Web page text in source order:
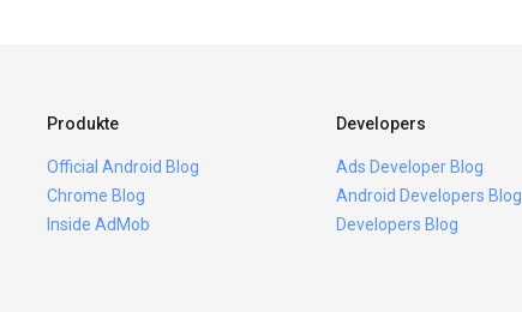
Produkte
Official Android Blog
Chrome Blog
Inside AdMob
Developers
Ads Developer Blog
Android Developers Blog
Developers Blog